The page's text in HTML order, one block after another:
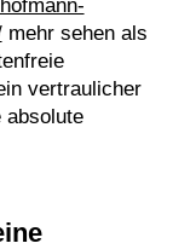
mehr sehen als
vertraulicher
absolute